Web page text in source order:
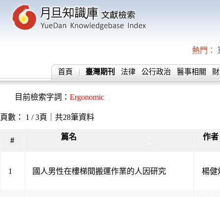
熱門：
首頁 臺灣期刊 法律 公行政治 醫事相關
目前檢索字詞： Ergonomic
頁數： 1 / 3頁｜共28筆資料
# 篇名 作者
1 國人男性在樓梯間搬運作業的人因研究 楊健